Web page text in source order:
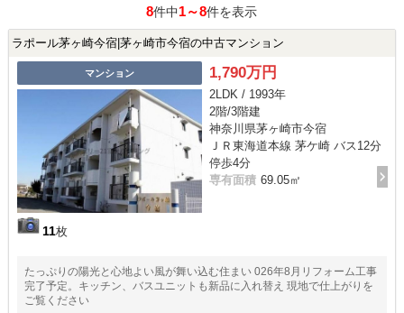
8件中1～8件を表示
ラポール茅ヶ崎今宿|茅ヶ崎市今宿の中古マンション
マンション
11枚
1,790万円
2LDK / 1993年
2階/3階建
神奈川県茅ヶ崎市今宿
ＪＲ東海道本線 茅ケ崎 バス12分
停歩4分
専有面積 69.05㎡
たっぷりの陽光と心地よい風が舞い込む住まい 026年8月リフォーム工事
完了予定。キッチン、バスユニットも新品に入れ替え 現地で仕上がりを
ご覧ください